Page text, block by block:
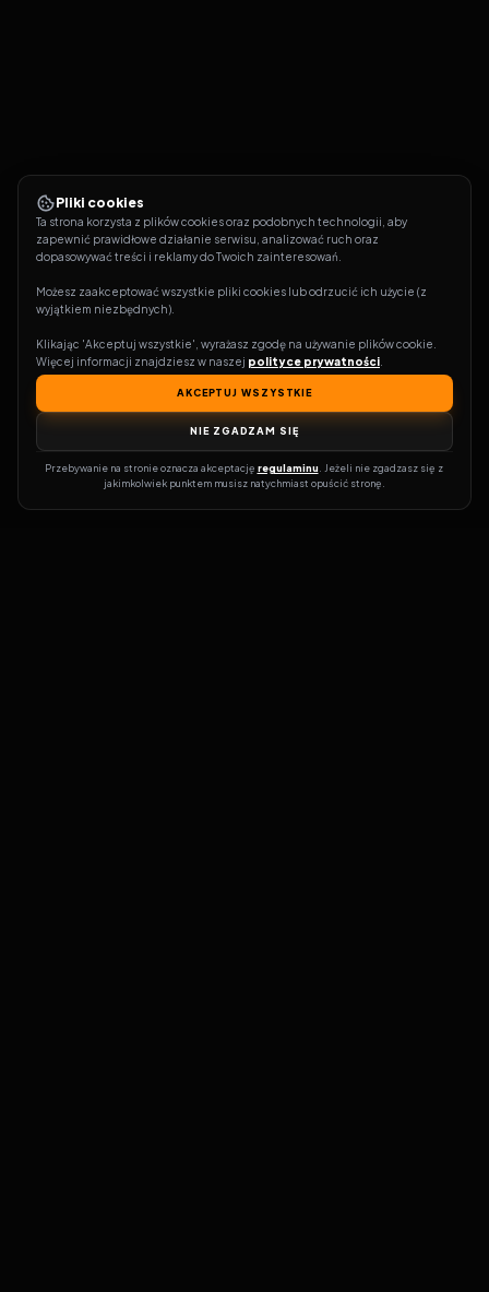
Pliki cookies
Ta strona korzysta z plików cookies oraz podobnych technologii, aby
zapewnić prawidłowe działanie serwisu, analizować ruch oraz
dopasowywać treści i reklamy do Twoich zainteresowań.
Możesz zaakceptować wszystkie pliki cookies lub odrzucić ich użycie (z
wyjątkiem niezbędnych).
Klikając 'Akceptuj wszystkie', wyrażasz zgodę na używanie plików cookie.
Więcej informacji znajdziesz w naszej polityce prywatności
AKCEPTUJ WSZYSTKIE
NIE ZGADZAM SIĘ
Przebywanie na stronie oznacza akceptację regulaminu . Jeżeli nie zgadzasz się z
jakimkolwiek punktem musisz natychmiast opuścić stronę.